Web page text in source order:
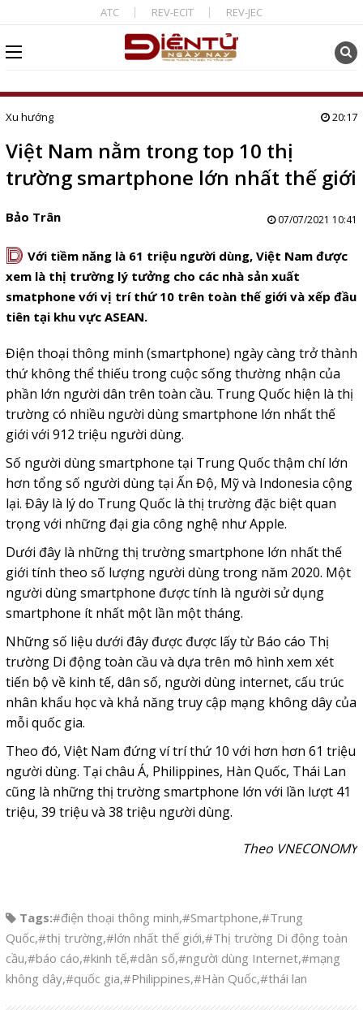
ATC REV-ECIT REV-JEC
Xu hướng 20:17
Việt Nam nằm trong top 10 thị
trường smartphone lớn nhất thế giới
Bảo Trân 07/07/2021 10:41
D Với tiềm năng là 61 triệu người dùng, Việt Nam được
xem là thị trường lý tưởng cho các nhà sản xuất
smatphone với vị trí thứ 10 trên toàn thế giới và xếp đầu
tiên tại khu vực ASEAN.
Điện thoại thông minh (smartphone) ngày càng trở thành
thứ không thể thiếu trong cuộc sống thường nhận của
phần lớn người dân trên toàn cầu. Trung Quốc hiện là thị
trường có nhiều người dùng smartphone lớn nhất thế
giới với 912 triệu người dùng.
Số người dùng smartphone tại Trung Quốc thậm chí lớn
hơn tổng số người dùng tại Ấn Độ, Mỹ và Indonesia cộng
lại. Đây là lý do Trung Quốc là thị trường đặc biệt quan
trọng với những đại gia công nghệ như Apple.
Dưới đây là những thị trường smartphone lớn nhất thế
giới tính theo số lượng người dùng trong năm 2020. Một
người dùng smartphone được tính là người sử dụng
smartphone ít nhất một lần một tháng.
Những số liệu dưới đây được được lấy từ Báo cáo Thị
trường Di động toàn cầu và dựa trên mô hình xem xét
tiến bộ về kinh tế, dân số, người dùng internet, cấu trúc
nhân khẩu học và khả năng truy cập mạng không dây của
mỗi quốc gia.
Theo đó, Việt Nam đứng ví trí thứ 10 với hơn hơn 61 triệu
người dùng. Tại châu Á, Philippines, Hàn Quốc, Thái Lan
cũng là những thị trường smartphone lớn với lần lượt 41
triệu, 39 triệu và 38 triệu người dùng.
Theo VNECONOMY
Tags:#điện thoại thông minh,#Smartphone,#Trung
Quốc,#thị trường,#lớn nhất thế giới,#Thị trường Di động toàn
cầu,#báo cáo,#kinh tế,#dân số,#người dùng Internet,#mạng
không dây,#quốc gia,#Philippines,#Hàn Quốc,#thái lan